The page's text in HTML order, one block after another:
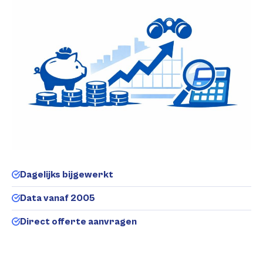
Dagelijks bijgewerkt
Data vanaf 2005
Direct offerte aanvragen